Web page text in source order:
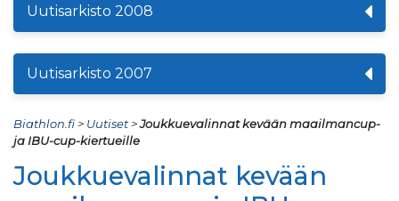
Uutisarkisto 2008
Uutisarkisto 2007
Biathlon.fi> Uutiset>Joukkuevalinnat kevään maailmancup-
ja IBU-cup-kiertueille
Joukkuevalinnat kevään